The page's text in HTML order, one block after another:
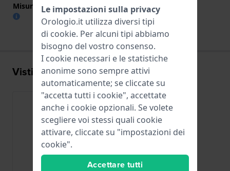
Misura cinturino alla fibbia
18 mm
Visti di recente
Le impostazioni sulla privacy
Orologio.it utilizza diversi tipi
di cookie. Per alcuni tipi abbiamo
bisogno del vostro consenso.
I cookie necessari e le statistiche
anonime sono sempre attivi
automaticamente; se cliccate su
"accetta tutti i cookie", accettate
anche i cookie opzionali. Se volete
scegliere voi stessi quali cookie
attivare, cliccate su "impostazioni dei
cookie".
Accettare tutti